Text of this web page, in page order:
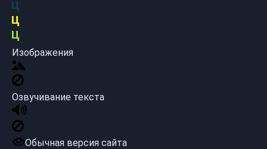
Изображения
Озвучивание текста
Обычная версия сайта